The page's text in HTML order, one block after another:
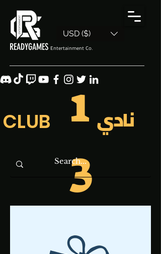
USD ($)
READYGAMES Entertainment Co.
CLUB
1
3
نادي